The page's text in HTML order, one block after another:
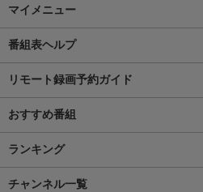
マイメニュー
番組表ヘルプ
リモート録画予約ガイド
おすすめ番組
ランキング
チャンネル一覧